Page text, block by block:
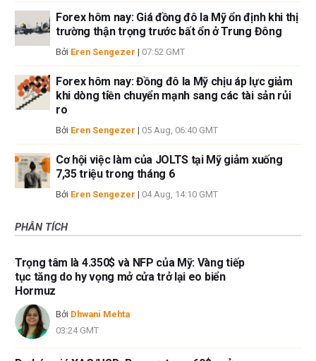
Forex hôm nay: Giá đồng đô la Mỹ ổn định khi thị
trường thận trọng trước bất ổn ở Trung Đông
Bởi Eren Sengezer | 07:52 GMT
Forex hôm nay: Đồng đô la Mỹ chịu áp lực giảm
khi dòng tiền chuyển mạnh sang các tài sản rủi
ro
Bởi Eren Sengezer | 05 Aug, 06:40 GMT
Cơ hội việc làm của JOLTS tại Mỹ giảm xuống
7,35 triệu trong tháng 6
Bởi Eren Sengezer | 04 Aug, 14:10 GMT
PHÂN TÍCH
Trọng tâm là 4.350$ và NFP của Mỹ: Vàng tiếp
tục tăng do hy vọng mở cửa trở lại eo biển
Hormuz
Bởi Dhwani Mehta
03:24 GMT